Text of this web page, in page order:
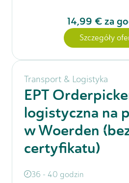
14,99 €za
Szczegóły
Transport & Logistyka
EPT
logistyczna na
w Woerden
certyfikatu)
36 - 40 godzin